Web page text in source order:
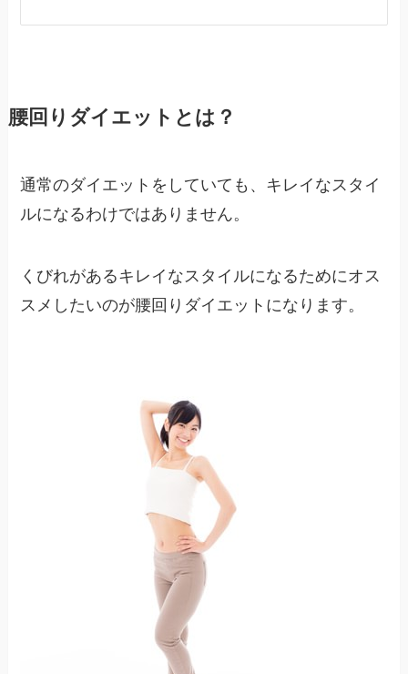
腰回りダイエットとは？
通常のダイエットをしていても、キレイなスタイ
ルになるわけではありません。
くびれがあるキレイなスタイルになるためにオス
スメしたいのが腰回りダイエットになります。